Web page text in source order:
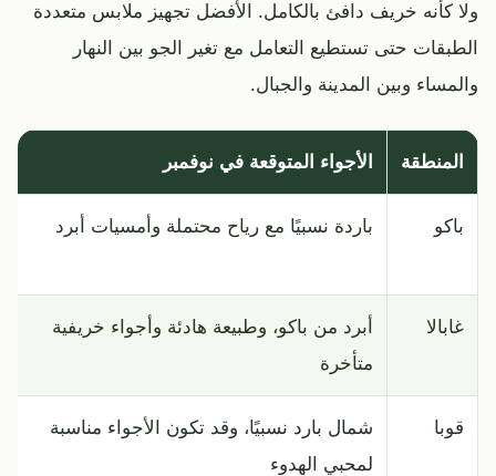
ولا كأنه خريف دافئ بالكامل. الأفضل تجهيز ملابس متعددة
الطبقات حتى تستطيع التعامل مع تغير الجو بين النهار
والمساء وبين المدينة والجبال.
المنطقة الأجواء المتوقعة في نوفمبر
باكو باردة نسبيًا مع رياح محتملة وأمسيات أبرد
غابالا
أبرد من باكو، وطبيعة هادئة وأجواء خريفية
متأخرة
قوبا
شمال بارد نسبيًا، وقد تكون الأجواء مناسبة
لمحبي الهدوء